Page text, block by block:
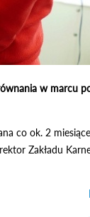
w marcu
co ok. 2
Zakładu